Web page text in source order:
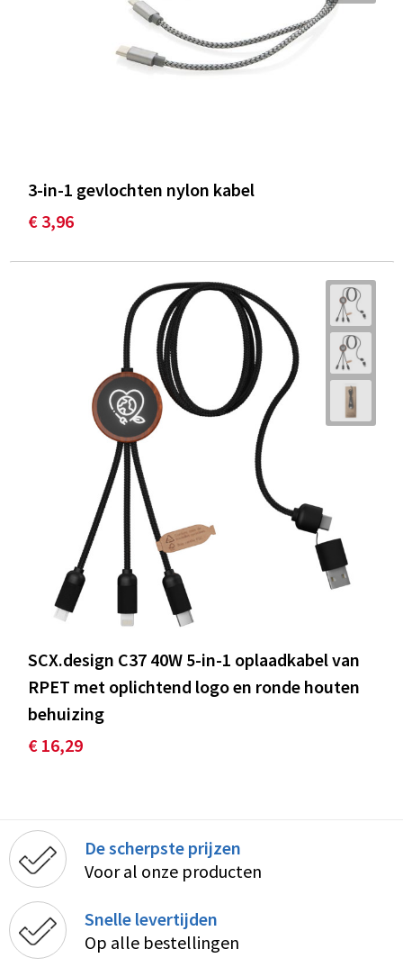
3-in-1 gevlochten nylon kabel
€ 3,96
SCX.design C37 40W 5-in-1 oplaadkabel van
RPET met oplichtend logo en ronde houten
behuizing
€ 16,29
De scherpste prijzen
Voor al onze producten
Snelle levertijden
Op alle bestellingen